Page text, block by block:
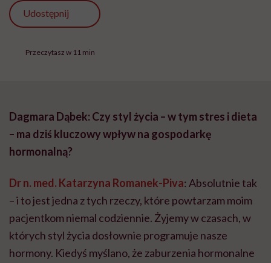
Udostępnij
Przeczytasz w 11 min
Dagmara Dąbek: Czy styl życia – w tym stres i dieta
– ma dziś kluczowy wpływ na gospodarkę
hormonalną?
Dr n. med. Katarzyna Romanek-Piva: Absolutnie tak
– i to jest jedna z tych rzeczy, które powtarzam moim
pacjentkom niemal codziennie. Żyjemy w czasach, w
których styl życia dosłownie programuje nasze
hormony. Kiedyś myślano, że zaburzenia hormonalne